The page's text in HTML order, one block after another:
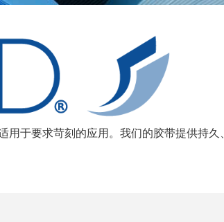
于要求苛刻的应用。我们的胶带提供持久、